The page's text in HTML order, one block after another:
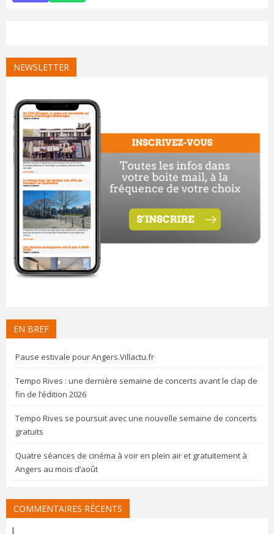
NEWSLETTER
EN BREF
Pause estivale pour Angers.Villactu.fr
Tempo Rives : une dernière semaine de concerts avant le clap de
fin de l’édition 2026
Tempo Rives se poursuit avec une nouvelle semaine de concerts
gratuits
Quatre séances de cinéma à voir en plein air et gratuitement à
Angers au mois d’août
COMMENTAIRES RÉCENTS